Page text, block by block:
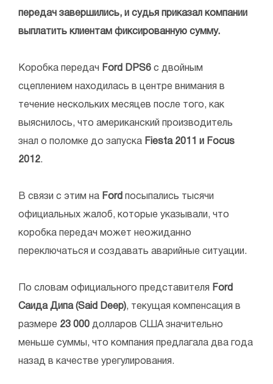
передач завершились, и судья приказал компании
выплатить клиентам фиксированную сумму.
Коробка передач Ford DPS6 с двойным
сцеплением находилась в центре внимания в
течение нескольких месяцев после того, как
выяснилось, что американский производитель
знал о поломке до запуска Fiesta 2011 и Focus
2012.
В связи с этим на Ford посыпались тысячи
официальных жалоб, которые указывали, что
коробка передач может неожиданно
переключаться и создавать аварийные ситуации.
По словам официального представителя Ford
Саида Дипа (Said Deep), текущая компенсация в
размере 23 000 долларов США значительно
меньше суммы, что компания предлагала два года
назад в качестве урегулирования.